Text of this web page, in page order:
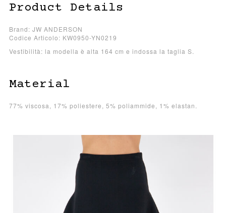
Product Details
Brand: JW ANDERSON
Codice Articolo: KW0950-YN0219
Vestibilità: la modella è alta 164 cm e indossa la taglia S.
Material
77% viscosa, 17% poliestere, 5% poliammide, 1% elastan.